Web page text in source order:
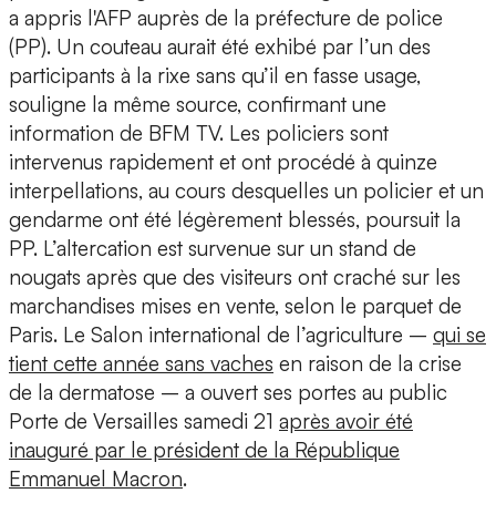
a appris l'AFP auprès de la préfecture de police
(PP). Un couteau aurait été exhibé par l’un des
participants à la rixe sans qu’il en fasse usage,
souligne la même source, confirmant une
information de BFM TV. Les policiers sont
intervenus rapidement et ont procédé à quinze
interpellations, au cours desquelles un policier et un
gendarme ont été légèrement blessés, poursuit la
PP. L’altercation est survenue sur un stand de
nougats après que des visiteurs ont craché sur les
marchandises mises en vente, selon le parquet de
Paris. Le Salon international de l’agriculture – qui se
tient cette année sans vaches en raison de la crise
de la dermatose – a ouvert ses portes au public
Porte de Versailles samedi 21 après avoir été
inauguré par le président de la République
Emmanuel Macron.